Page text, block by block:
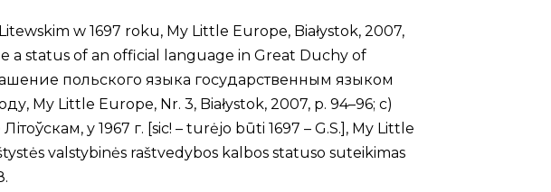
w 1697 roku, My Little Europe, Białystok, 2007,
a status of an official language in Great Duchy of
польского языка государственным языком
My Little Europe, Nr. 3, Białystok, 2007, p. 94–96; c)
у 1967 г. [sic! – turėjo būti 1697 – G.S.], My Little
valstybinės raštvedybos kalbos statuso suteikimas